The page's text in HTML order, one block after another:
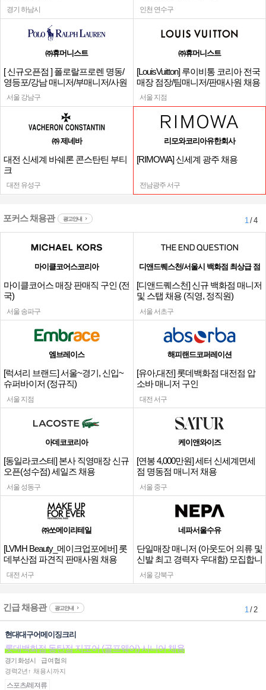
경기 하남시 인천 연수구
㈜휴머니스트
[ 신규오픈점 ] 폴로랄프로렌 명동/
영등포/강남 매니저/부매니저/사원
서울 강남구
㈜휴머니스트
[LouisVuitton] 루이비통 코리아 전국
매장 점장/팀매니저/판매사원 채용
서울 지점
㈜ 제네바
대전 신세계 바쉐론 콘스탄틴 부티
크
대전 유성구
리모와코리아유한회사
[RIMOWA] 신세계 광주 채용
전남광주 서구
포커스 채용관 광고안내 1/ 4
마이클코어스코리아
마이클코어스 매장 판매직 구인 (전
국)
서울 송파구
디앤드퀘스천/서울시 백화점 최상급 점
[디앤드퀘스천] 신규 백화점 매니저
및 스탭 채용 (직영, 정직원)
서울 서초구
엠브레이스
[럭셔리 브랜드] 서울~경기, 신입~
슈퍼바이저 (정규직)
서울 지점
해피랜드코퍼레이션
[유아,대전] 롯데백화점 대전점 압
소바 매니저 구인
대전 서구
아데코코리아
[동일라코스테] 본사 직영매장 신규
오픈(성수점) 세일즈 채용
서울 성동구
케이앤와이즈
[연봉 4,000만원] 세터 신세계면세
점 명동점 매니저 채용
서울 중구
㈜쏘메이리테일
[LVMH Beauty_메이크업포에버] 롯
데부산점 파견직 판매사원 채용
대전 서구
네파서울수유
단일매장 매니저 (아웃도어 의류 및
신발 최고 경력자 우대함) 모집합니
다.
서울 강북구
긴급 채용관 광고안내 1/ 2
현대대구어메이징크리
롯데백화점 동탄점 지포어 (골프웨어) 시니어 채용
경기 화성시
급여협의
경력2년↑ 채용시까지
스포츠/레져류